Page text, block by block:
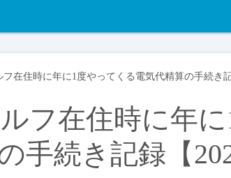
在住時に年に1度やってくる電気代精算の手続き記
フ在住時に年に
手続き記録【